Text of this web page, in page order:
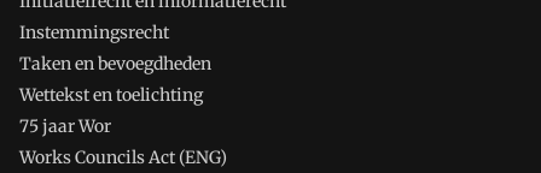
Instemmingsrecht
Taken en bevoegdheden
Wettekst en toelichting
75 jaar Wor
Works Councils Act (ENG)